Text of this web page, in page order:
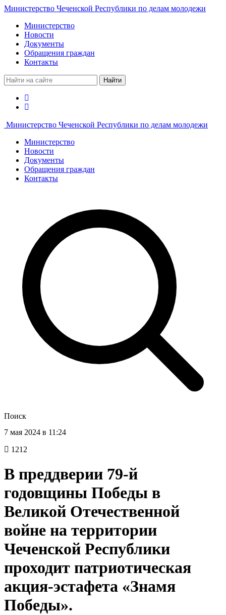
Министерство Чеченской Республики по делам молодежи
Министерство
Новости
Документы
Обращения граждан
Контакты
Найти
Министерство Чеченской Республики по делам молодежи
Министерство
Новости
Документы
Обращения граждан
Контакты
Поиск
7 мая 2024 в 11:24
1212
В преддверии 79-й
годовщины Победы в
Великой Отечественной
войне на территории
Чеченской Республики
проходит патриотическая
акция-эстафета «Знамя
Победы».